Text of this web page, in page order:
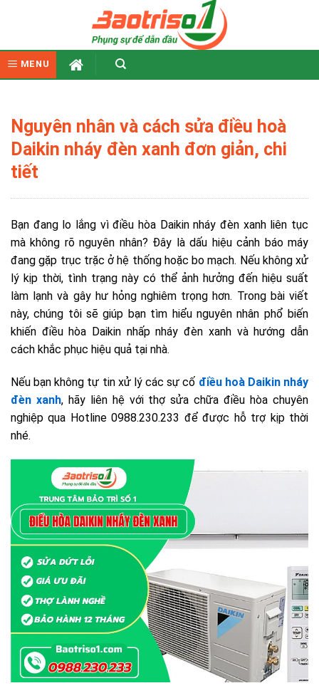
MENU
Nguyên nhân và cách sửa điều hoà
Daikin nháy đèn xanh đơn giản, chi
tiết
Bạn đang lo lắng vì điều hòa Daikin nháy đèn xanh liên tục
mà không rõ nguyên nhân? Đây là dấu hiệu cảnh báo máy
đang gặp trục trặc ở hệ thống hoặc bo mạch. Nếu không xử
lý kịp thời, tình trạng này có thể ảnh hưởng đến hiệu suất
làm lạnh và gây hư hỏng nghiêm trọng hơn. Trong bài viết
này, chúng tôi sẽ giúp bạn tìm hiểu nguyên nhân phổ biến
khiến điều hòa Daikin nhấp nháy đèn xanh và hướng dẫn
cách khắc phục hiệu quả tại nhà.
Nếu bạn không tự tin xử lý các sự cố điều hoà Daikin nháy
đèn xanh, hãy liên hệ với thợ sửa chữa điều hòa chuyên
nghiệp qua Hotline 0988.230.233 để được hỗ trợ kịp thời
nhé.